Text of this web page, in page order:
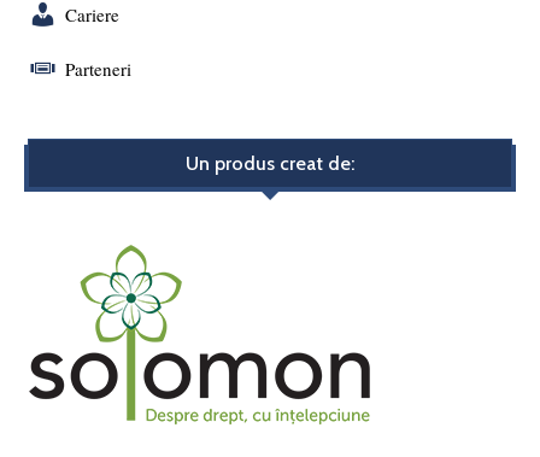
Cariere
Parteneri
Un produs creat de: